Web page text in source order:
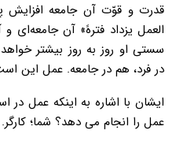
قدرت و قوّت آن جامعه افزایش
العمل یزداد فترهً» آن جامعه‌ای
سستی او روز به روز بیشتر
در فرد، هم در جامعه. عمل این
ایشان با اشاره به اینکه عمل
عمل را انجام می دهد؟ شما؛